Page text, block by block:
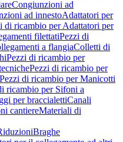
Congiunzioni ad
ad innestoAdattatori per
di ricambio per Adattatori per
filettatiPezzi di
a flangiaColletti di
Pezzi di ricambio per
Pezzi di ricambio per
Pezzi di ricambio per Manicotti
ricambio per Sifoni a
per braccialettiCanali
cantiereMateriali di
Braghe